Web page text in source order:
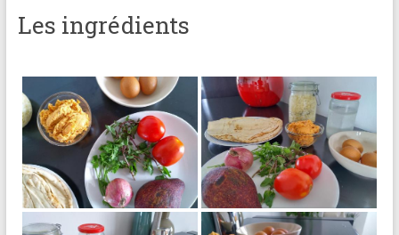
Les ingrédients